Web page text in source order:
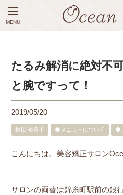
MENU
たるみ解消に絶対不
と腕ですって！
2019/05/20
長田 裕希子 ◆メニューについて ◆
こんにちは。美容矯正サロン
サロンの両替は錦糸町駅前の銀